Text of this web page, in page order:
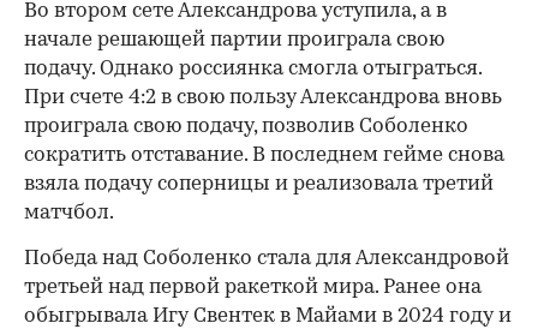
Во втором сете Александрова уступила, а в
начале решающей партии проиграла свою
подачу. Однако россиянка смогла отыграться.
При счете 4:2 в свою пользу Александрова вновь
проиграла свою подачу, позволив Соболенко
сократить отставание. В последнем гейме снова
взяла подачу соперницы и реализовала третий
матчбол.
Победа над Соболенко стала для Александровой
третьей над первой ракеткой мира. Ранее она
обыгрывала Игу Свентек в Майами в 2024 году и